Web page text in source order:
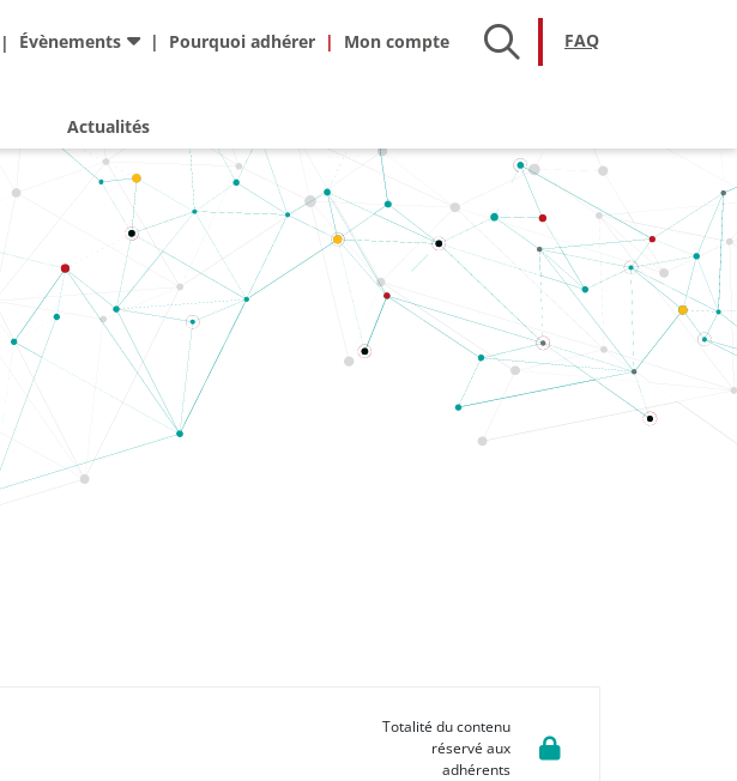
Évènements
Actualités
Adhésion
Pourquoi adhérer FAQFAQ
Totalité du contenu
réservé aux
adhérents